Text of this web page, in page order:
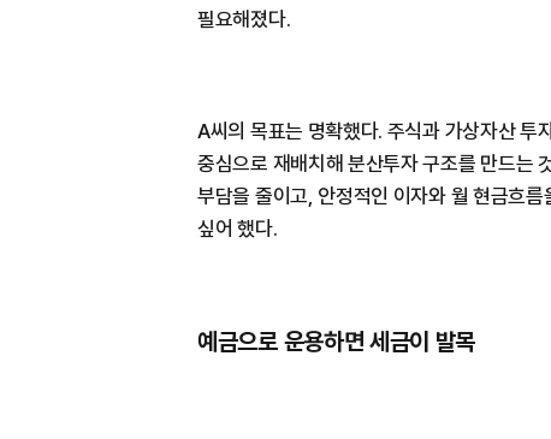
필요해졌다.
A씨의 목표는 명확했다. 주식과 가상자산
중심으로 재배치해 분산투자 구조를 만드는
부담을 줄이고, 안정적인 이자와 월 현금흐
싶어 했다.
예금으로 운용하면 세금이 발목